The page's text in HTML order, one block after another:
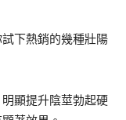
下熱銷的幾種壯陽
顯提升陰莖勃起硬